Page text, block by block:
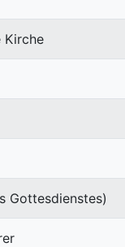
Kirche
Gottesdienstes)